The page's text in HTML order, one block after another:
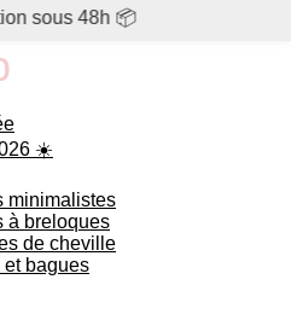
sous 48h 📦
☀️
minimalistes
à breloques
de cheville
et bagues